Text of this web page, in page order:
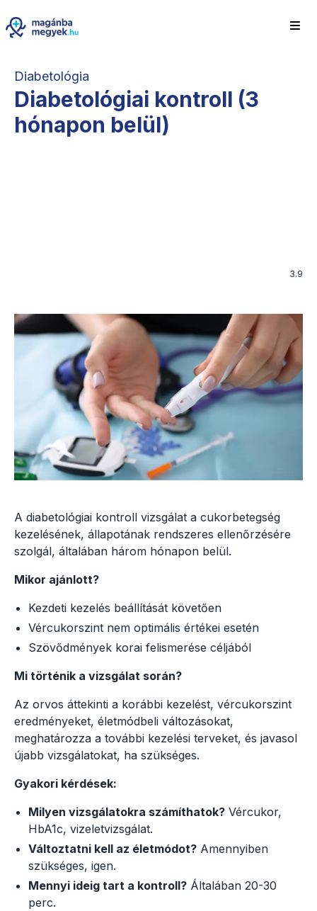
Diabetológia
Diabetológiai kontroll (3
hónapon belül)
3.9
A diabetológiai kontroll vizsgálat a cukorbetegség
kezelésének, állapotának rendszeres ellenőrzésére
szolgál, általában három hónapon belül.
Mikor ajánlott?
Kezdeti kezelés beállítását követően
Vércukorszint nem optimális értékei esetén
Szövődmények korai felismerése céljából
Mi történik a vizsgálat során?
Az orvos áttekinti a korábbi kezelést, vércukorszint
eredményeket, életmódbeli változásokat,
meghatározza a további kezelési terveket, és javasol
újabb vizsgálatokat, ha szükséges.
Gyakori kérdések:
Milyen vizsgálatokra számíthatok? Vércukor,
HbA1c, vizeletvizsgálat.
Változtatni kell az életmódot? Amennyiben
szükséges, igen.
Mennyi ideig tart a kontroll? Általában 20-30
perc.